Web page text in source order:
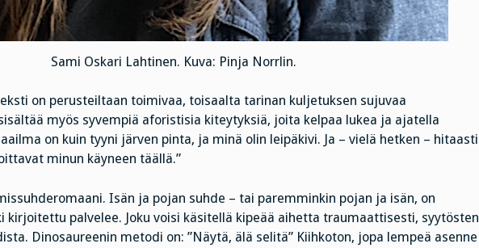
Sami Oskari Lahtinen. Kuva: Pinja Norrlin.
on perusteiltaan toimivaa, toisaalta tarinan kuljetuksen sujuvaa
myös syvempiä aforistisia kiteytyksiä, joita kelpaa lukea ja ajatella
on kuin tyyni järven pinta, ja minä olin leipäkivi. Ja – vielä hetken – hitaasti
minun käyneen täällä.”
Isän ja pojan suhde – tai paremminkin pojan ja isän, on
kirjoitettu palvelee. Joku voisi käsitellä kipeää aihetta traumaattisesti, syytösten
Dinosaureenin metodi on: ”Näytä, älä selitä” Kiihkoton, jopa lempeä asenne